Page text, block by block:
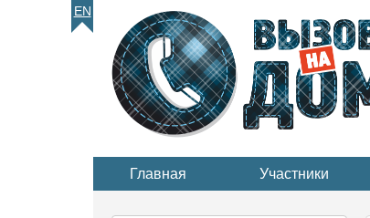
EN
Главная Участники